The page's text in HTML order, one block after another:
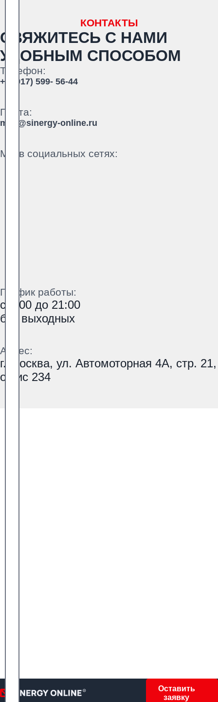
КОНТАКТЫ
СВЯЖИТЕСЬ С НАМИ
УДОБНЫМ СПОСОБОМ
Телефон:
+7 (917) 599- 56-44
Почта:
mail@sinergy-online.ru
Мы в социальных сетях:
График работы:
с 9:00 до 21:00
без выходных
Адрес:
г. Москва, ул. Автомоторная 4А, стр. 21,
офис 234
Оставить
заявку